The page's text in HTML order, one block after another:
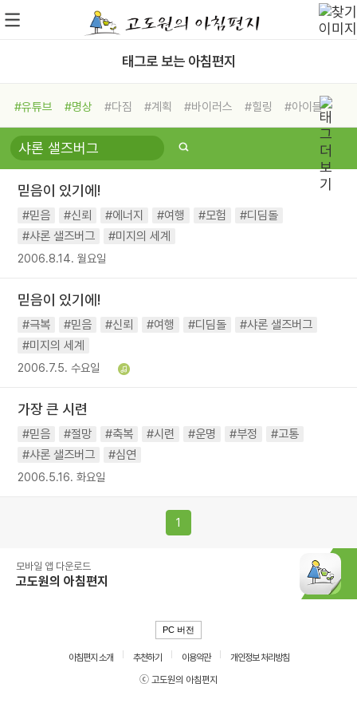
태그로 보는 아침편지
#유튜브 #명상 #다짐 #계획 #바이러스 #힐링
#아이들
#비전캠프
#독서캠프 #삶
#희망
#나눔 #친구 #링컨학교
#독서
#건강 #면역력
믿음이 있기에!
#믿음 #신뢰 #에너지 #여행 #모험
#디딤돌
#샤론 샐즈버그
#미지의 세계
2006.8.14. 월요일
믿음이 있기에!
#극복 #믿음 #신뢰 #여행 #디딤돌
#샤론 샐즈버그
#미지의 세계
2006.7.5. 수요일
가장 큰 시련
#믿음 #절망 #축복 #시련 #운명 #부정
#고통
#샤론 샐즈버그
#심연
2006.5.16. 화요일
1
모바일 앱 다운로드
고도원의 아침편지
PC 버전
아침편지 소개 추천하기 이용약관
개인정보 처리방침
ⓒ 고도원의 아침편지